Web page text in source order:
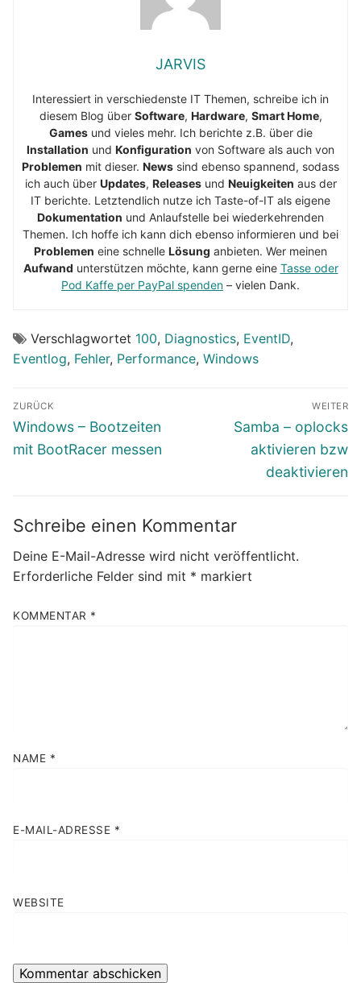
JARVIS
Interessiert in verschiedenste IT Themen, schreibe ich in
diesem Blog über Software, Hardware, Smart Home,
Gamesund vieles mehr. Ich berichte z.B. über die
Installation und Konfiguration von Software als auch von
Problemen mit dieser. News sind ebenso spannend, sodass
ich auch über Updates, Releasesund Neuigkeiten aus der
IT berichte. Letztendlich nutze ich Taste-of-IT als eigene
Dokumentation und Anlaufstelle bei wiederkehrenden
Themen. Ich hoffe ich kann dich ebenso informieren und bei
Problemen eine schnelle Lösung anbieten. Wer meinen
Aufwand unterstützen möchte, kann gerne eine Tasse oder
Pod Kaffe per PayPal spenden – vielen Dank.
Verschlagwortet 100, Diagnostics, EventID,
Eventlog, Fehler, Performance, Windows
Beitragsnavigation
ZURÜCK
Vorheriger
Beitrag:
Windows – Bootzeiten
mit BootRacer messen
WEITER
Nächster
Beitrag:
Samba – oplocks
aktivieren bzw
deaktivieren
Schreibe einen Kommentar
Deine E-Mail-Adresse wird nicht veröffentlicht.
Erforderliche Felder sind mit * markiert
KOMMENTAR *
NAME *
E-MAIL-ADRESSE *
WEBSITE